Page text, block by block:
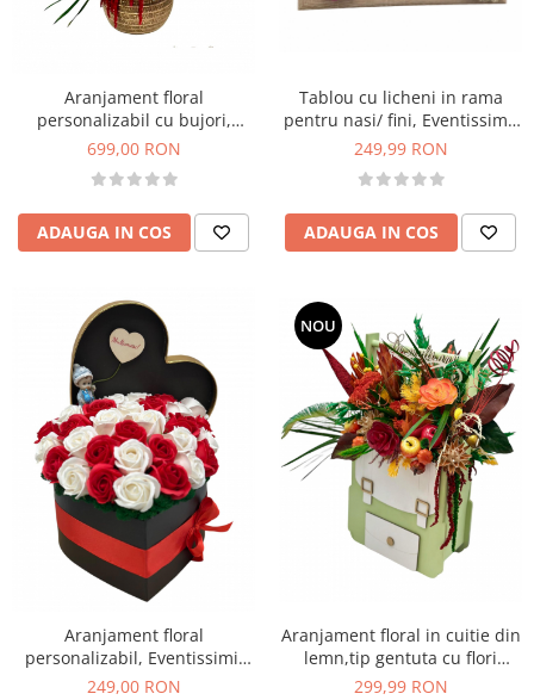
Aranjament floral
personalizabil cu bujori,
trandafiri si plante naturale
699,00 RON
ADAUGA IN COS
Tablou cu licheni in rama
pentru nasi/ fini, Eventissimi,
Personalizabil, Multicolor
249,99 RON
ADAUGA IN COS
Aranjament floral
personalizabil, Eventissimi,
Cutie cadou, Trandafiri
249,00 RON
NOU
Aranjament floral in cuitie din
lemn,tip gentuta cu flori
naturale uscate
299,99 RON